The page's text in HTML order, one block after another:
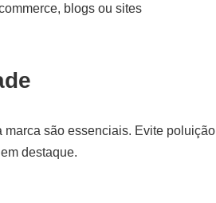
blogs ou sites
são essenciais. Evite poluição
destaque.